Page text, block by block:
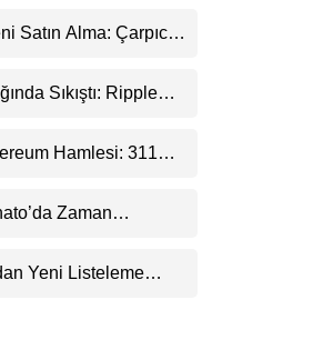
Satın Alma: Çarpıcı
Sıkıştı: Ripple
Hamlesi: 311
Zaman
Yeni Listeleme